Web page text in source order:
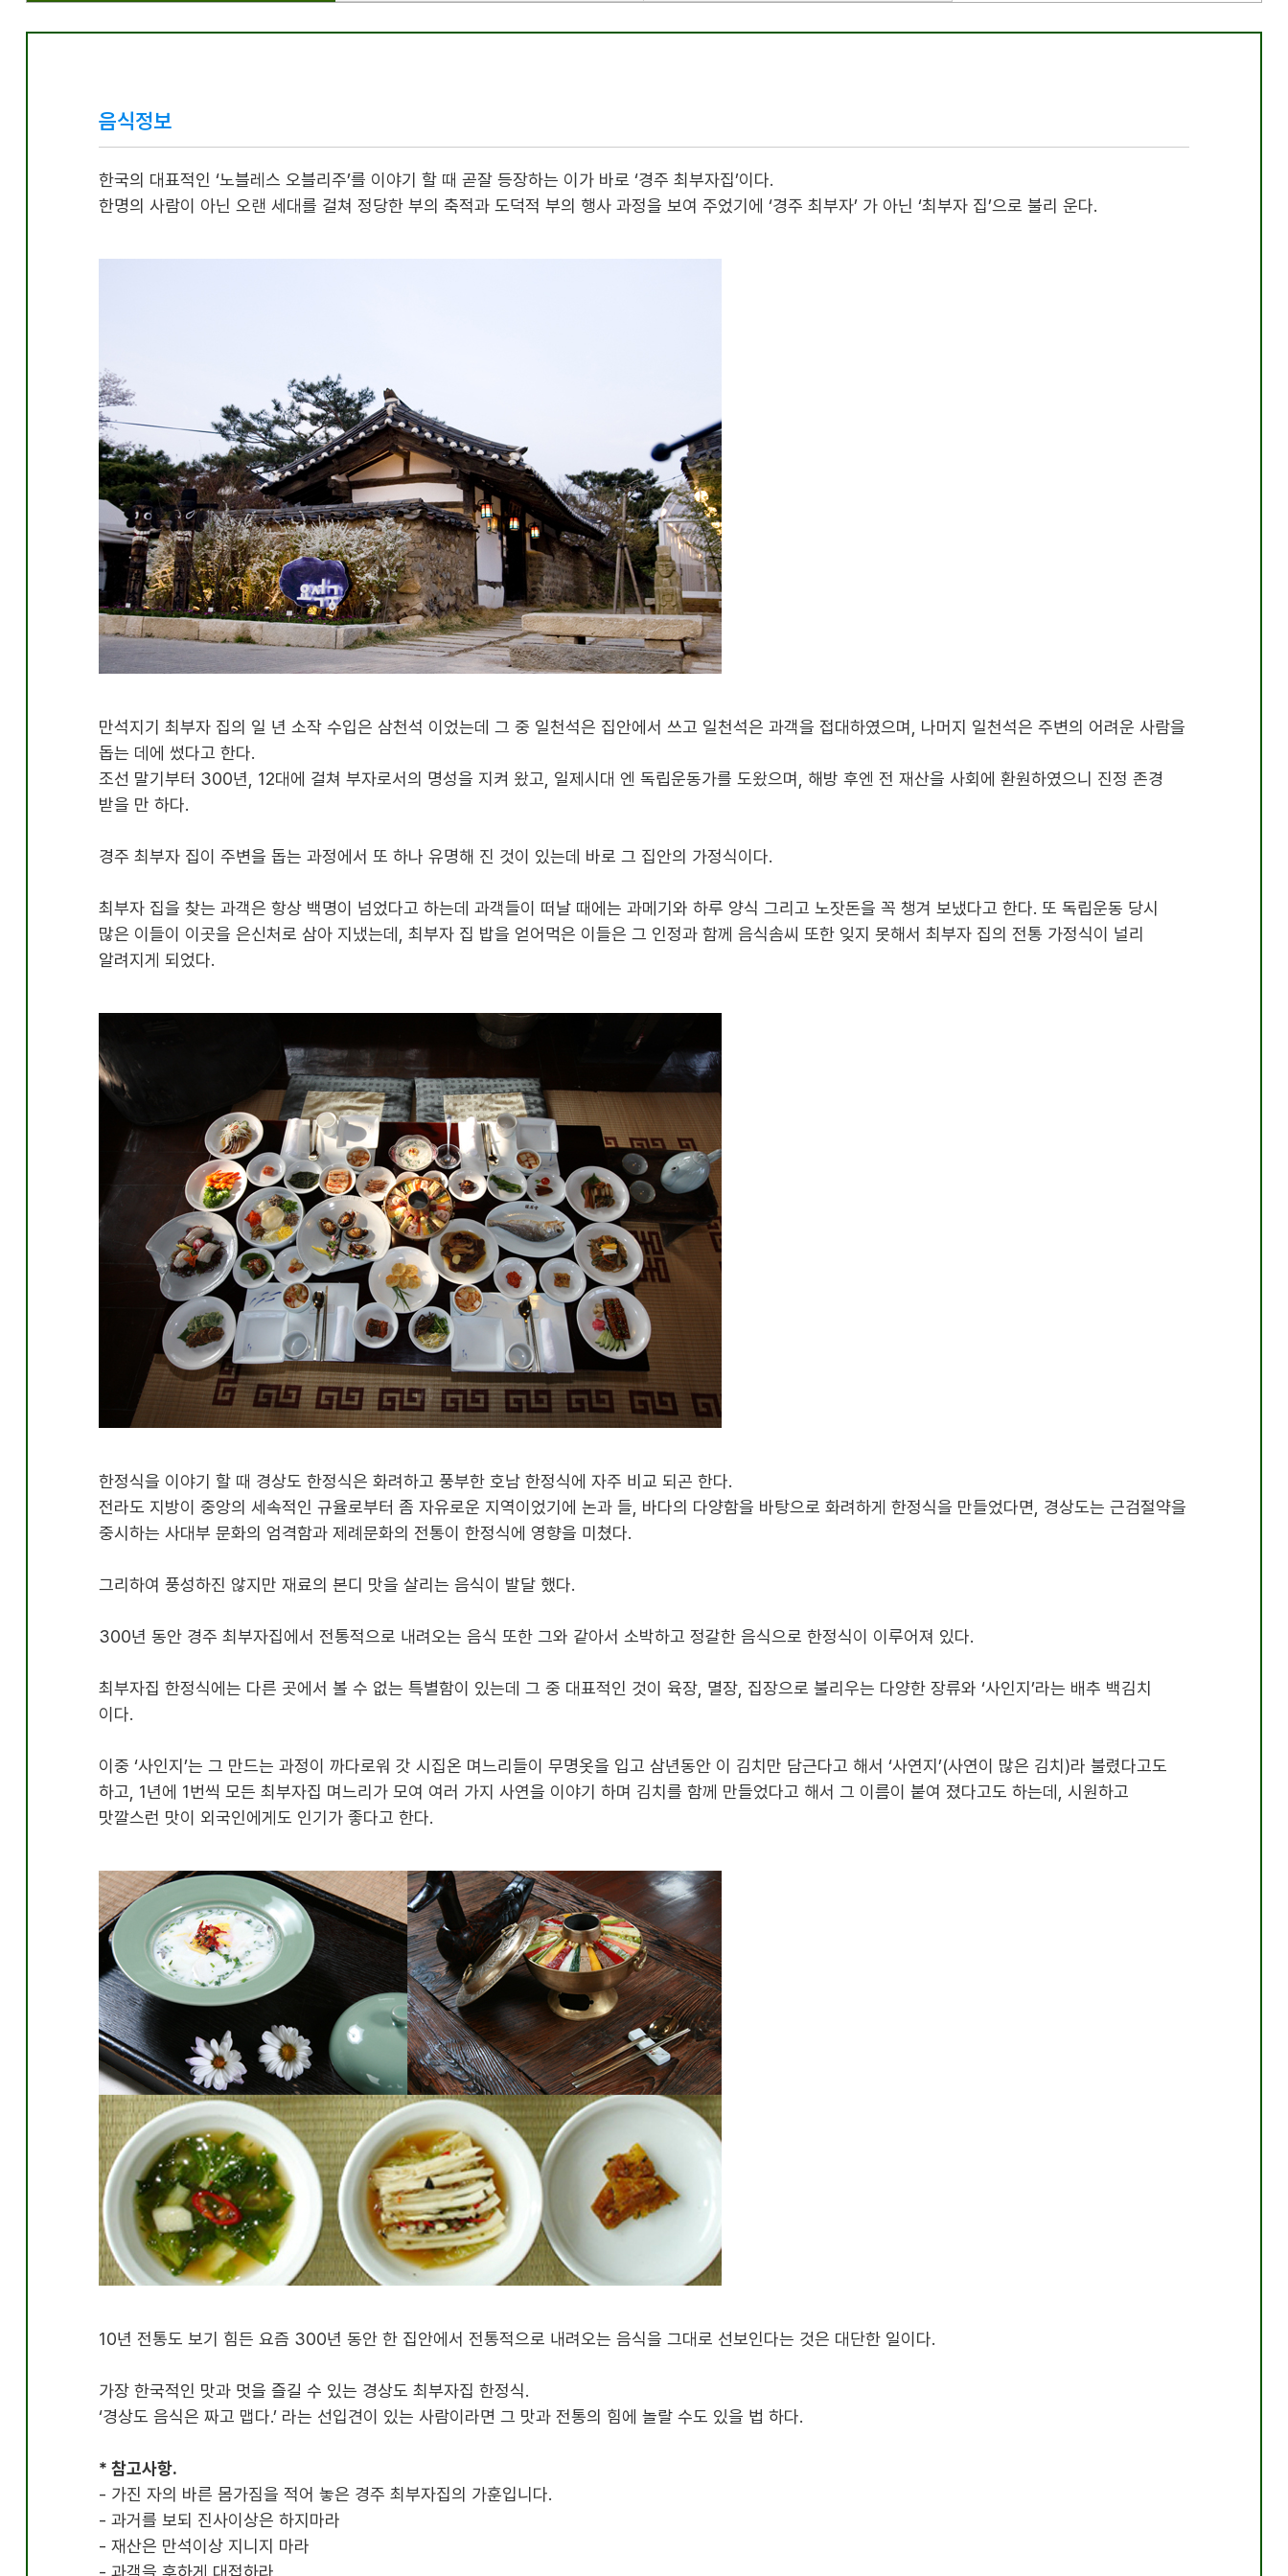
음식정보
한국의 대표적인 ‘노블레스 오블리주’를 이야기 할 때 곧잘 등장하는 이가 바로 ‘경주 최부자집’이다.
한명의 사람이 아닌 오랜 세대를 걸쳐 정당한 부의 축적과 도덕적 부의 행사 과정을 보여 주었기에 ‘경주 최부자’ 가 아닌 ‘최부자 집’으로 불리 운다.
만석지기 최부자 집의 일 년 소작 수입은 삼천석 이었는데 그 중 일천석은 집안에서 쓰고 일천석은 과객을 접대하였으며, 나머지 일천석은 주변의 어려운 사람을
돕는 데에 썼다고 한다.
조선 말기부터 300년, 12대에 걸쳐 부자로서의 명성을 지켜 왔고, 일제시대 엔 독립운동가를 도왔으며, 해방 후엔 전 재산을 사회에 환원하였으니 진정 존경
받을 만 하다.
경주 최부자 집이 주변을 돕는 과정에서 또 하나 유명해 진 것이 있는데 바로 그 집안의 가정식이다.
최부자 집을 찾는 과객은 항상 백명이 넘었다고 하는데 과객들이 떠날 때에는 과메기와 하루 양식 그리고 노잣돈을 꼭 챙겨 보냈다고 한다. 또 독립운동 당시
많은 이들이 이곳을 은신처로 삼아 지냈는데, 최부자 집 밥을 얻어먹은 이들은 그 인정과 함께 음식솜씨 또한 잊지 못해서 최부자 집의 전통 가정식이 널리
알려지게 되었다.
한정식을 이야기 할 때 경상도 한정식은 화려하고 풍부한 호남 한정식에 자주 비교 되곤 한다.
전라도 지방이 중앙의 세속적인 규율로부터 좀 자유로운 지역이었기에 논과 들, 바다의 다양함을 바탕으로 화려하게 한정식을 만들었다면, 경상도는 근검절약을
중시하는 사대부 문화의 엄격함과 제례문화의 전통이 한정식에 영향을 미쳤다.
그리하여 풍성하진 않지만 재료의 본디 맛을 살리는 음식이 발달 했다.
300년 동안 경주 최부자집에서 전통적으로 내려오는 음식 또한 그와 같아서 소박하고 정갈한 음식으로 한정식이 이루어져 있다.
최부자집 한정식에는 다른 곳에서 볼 수 없는 특별함이 있는데 그 중 대표적인 것이 육장, 멸장, 집장으로 불리우는 다양한 장류와 ‘사인지’라는 배추 백김치
이다.
이중 ‘사인지’는 그 만드는 과정이 까다로워 갓 시집온 며느리들이 무명옷을 입고 삼년동안 이 김치만 담근다고 해서 ‘사연지’(사연이 많은 김치)라 불렸다고도
하고, 1년에 1번씩 모든 최부자집 며느리가 모여 여러 가지 사연을 이야기 하며 김치를 함께 만들었다고 해서 그 이름이 붙여 졌다고도 하는데, 시원하고
맛깔스런 맛이 외국인에게도 인기가 좋다고 한다.
10년 전통도 보기 힘든 요즘 300년 동안 한 집안에서 전통적으로 내려오는 음식을 그대로 선보인다는 것은 대단한 일이다.
가장 한국적인 맛과 멋을 즐길 수 있는 경상도 최부자집 한정식.
‘경상도 음식은 짜고 맵다.’ 라는 선입견이 있는 사람이라면 그 맛과 전통의 힘에 놀랄 수도 있을 법 하다.
* 참고사항.
- 가진 자의 바른 몸가짐을 적어 놓은 경주 최부자집의 가훈입니다.
- 과거를 보되 진사이상은 하지마라
- 재산은 만석이상 지니지 마라
- 과객을 후하게 대접하라